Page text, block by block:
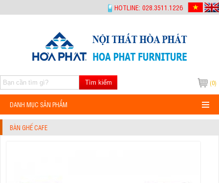
HOTLINE: 028.3511.1226
(0)
Tìm kiếm
DANH MỤC SẢN PHẨM
BÀN GHẾ CAFE